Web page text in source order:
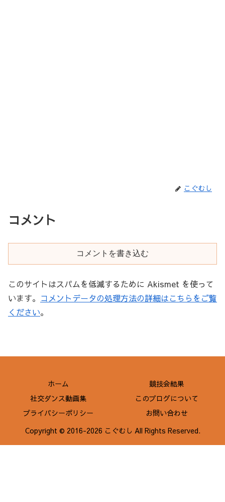
こぐむし
コメント
コメントを書き込む
このサイトはスパムを低減するために Akismet を使って
います。 コメントデータの処理方法の詳細はこちらをご覧
ください。
ホーム
競技会結果
社交ダンス動画集
このブログについて
プライバシーポリシー
お問い合わせ
Copyright © 2016-2026 こぐむし All Rights Reserved.